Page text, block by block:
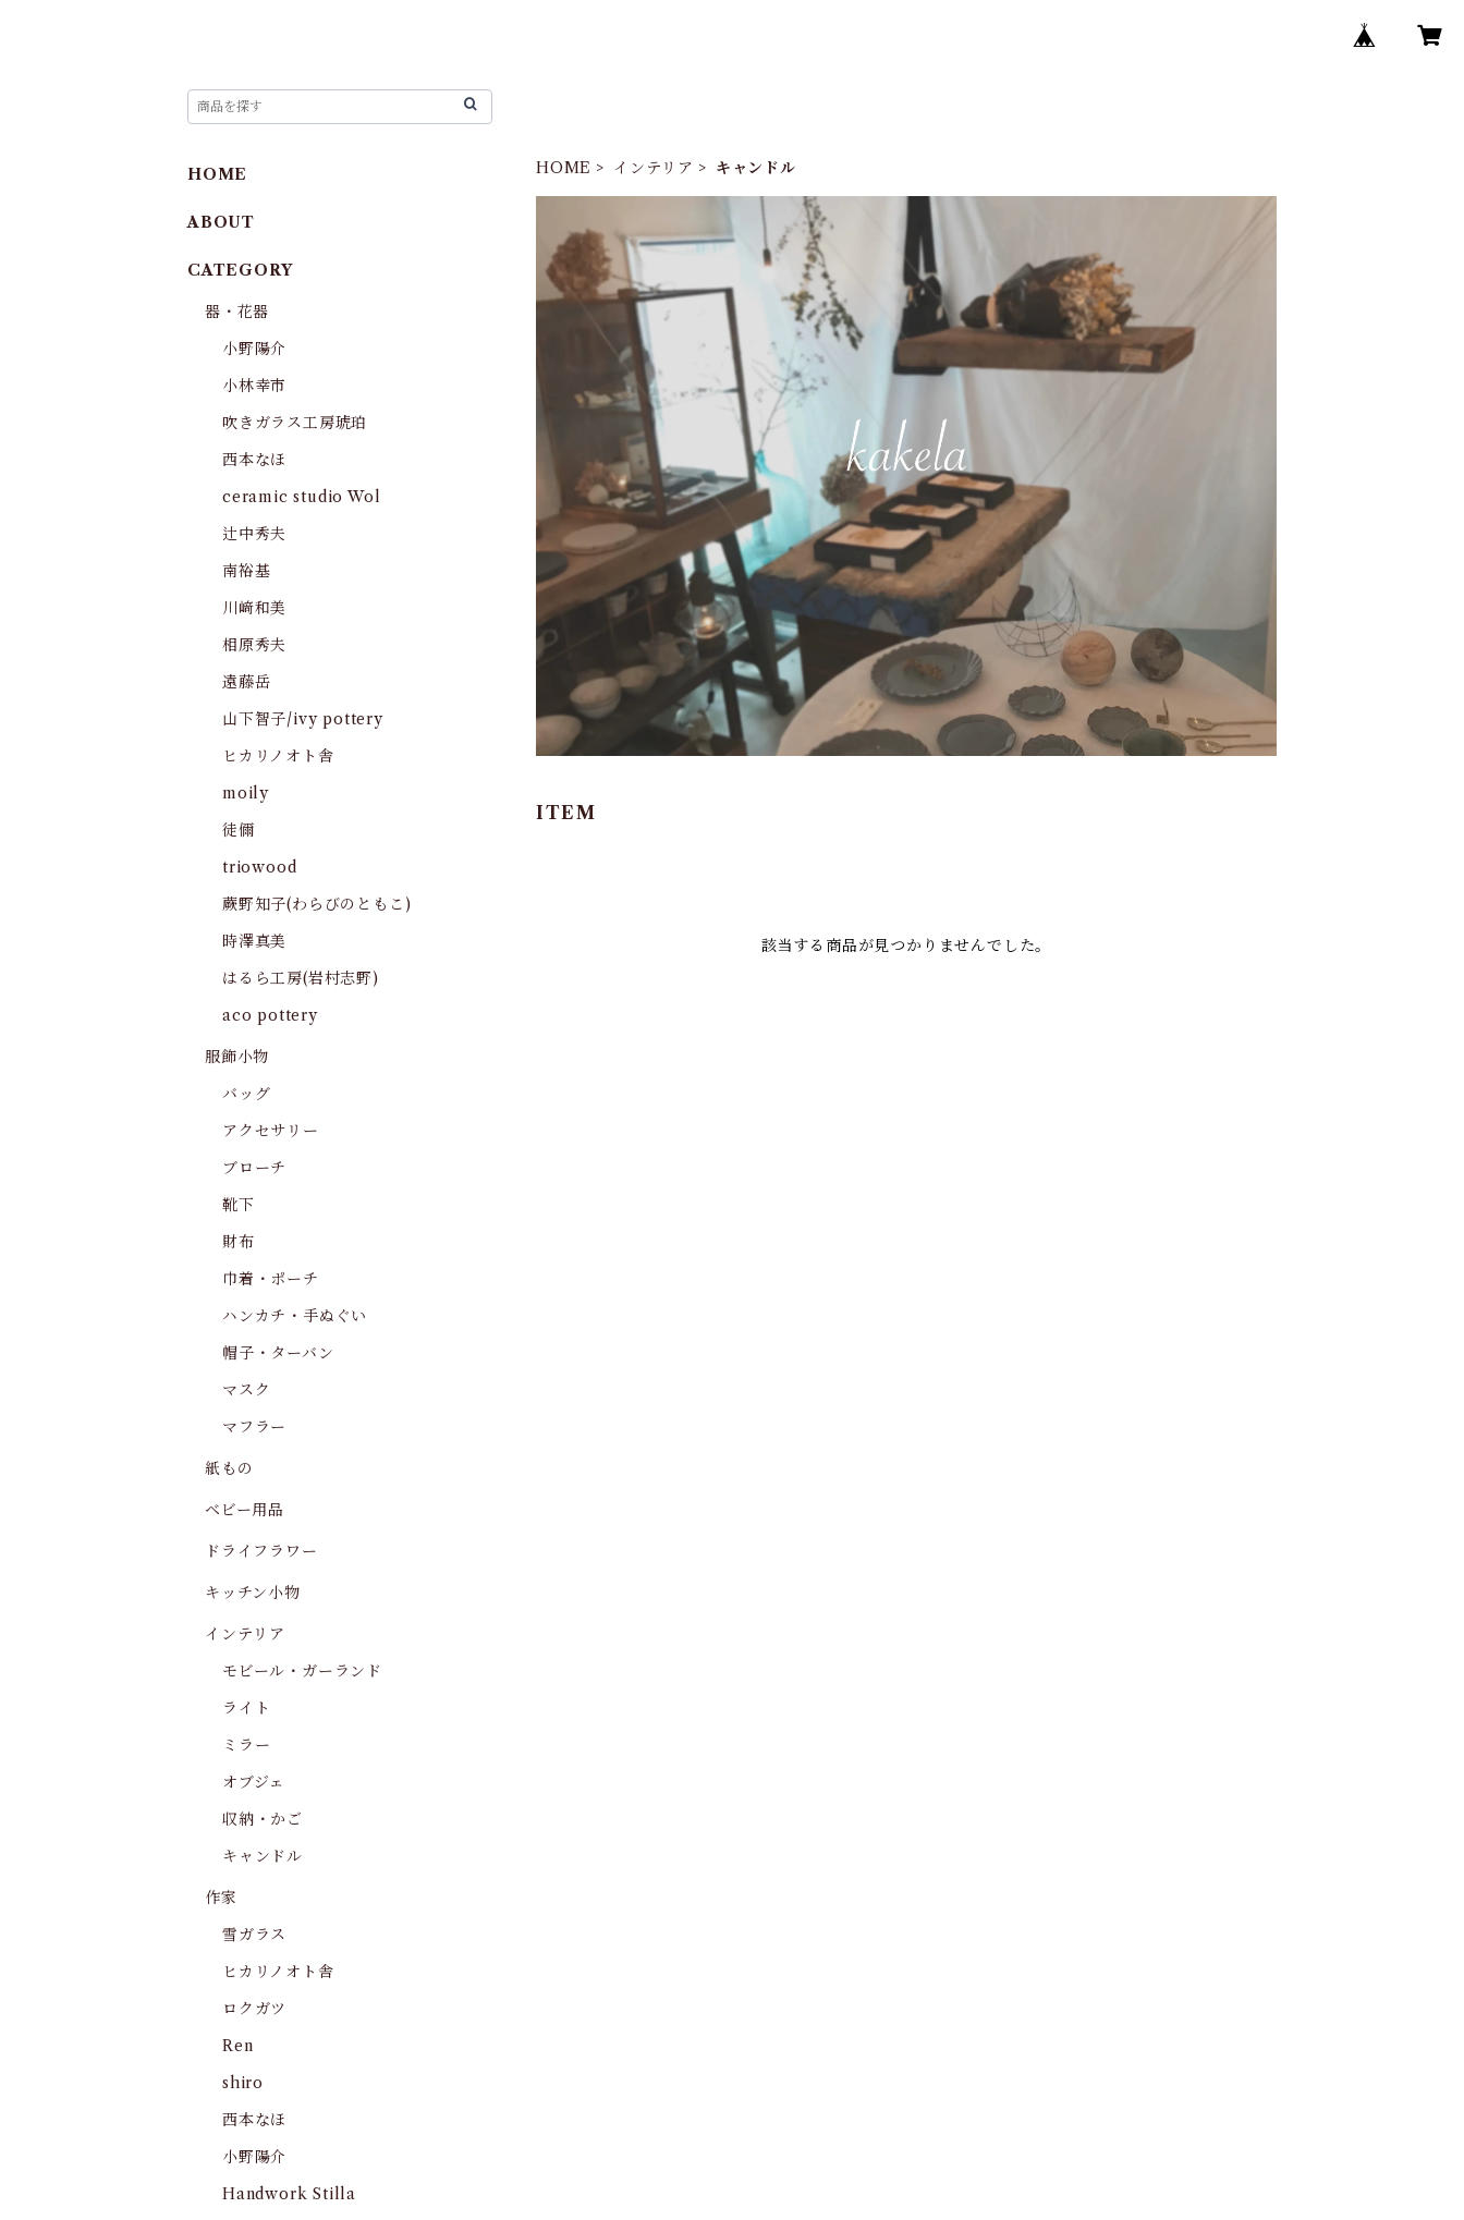
HOME インテリア キャンドル
ITEM
該当する商品が見つかりませんでした。
HOME
ABOUT
CATEGORY
器・花器
小野陽介
小林幸市
吹きガラス工房琥珀
西本なほ
ceramic studio Wol
辻中秀夫
南裕基
川﨑和美
相原秀夫
遠藤岳
山下智子/ivy pottery
ヒカリノオト舎
moily
徒儞
triowood
蕨野知子(わらびのともこ)
時澤真美
はるら工房(岩村志野)
aco pottery
服飾小物
バッグ
アクセサリー
ブローチ
靴下
財布
巾着・ポーチ
ハンカチ・手ぬぐい
帽子・ターバン
マスク
マフラー
紙もの
ベビー用品
ドライフラワー
キッチン小物
インテリア
モビール・ガーランド
ライト
ミラー
オブジェ
収納・かご
キャンドル
作家
雪ガラス
ヒカリノオト舎
ロクガツ
Ren
shiro
西本なほ
小野陽介
Handwork Stilla